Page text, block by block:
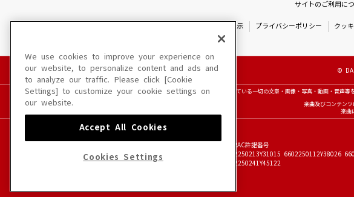
サイトのご利用に
特定商取引法に基づく表示 プライバシーポリシー クッ
©
このサイトに掲載されている一切の文章・画像・写真・動画・音声等
楽曲及びコンテンツ
楽曲
JASRAC許諾番号
6602250213Y31015 6602250112Y38026
6602250241Y45122
We use cookies to improve your experience on
our website, to personalize content and ads and
to analyze our traffic. Please click [Cookie
Settings] to customize your cookie settings on
our website.
Accept All Cookies
Cookies Settings